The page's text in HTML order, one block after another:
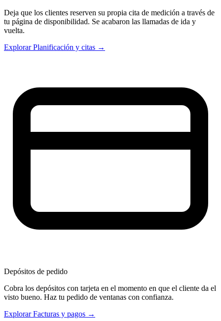
Deja que los clientes reserven su propia cita de medición a través de
tu página de disponibilidad. Se acabaron las llamadas de ida y
vuelta.
Explorar Planificación y citas →
Depósitos de pedido
Cobra los depósitos con tarjeta en el momento en que el cliente da el
visto bueno. Haz tu pedido de ventanas con confianza.
Explorar Facturas y pagos →